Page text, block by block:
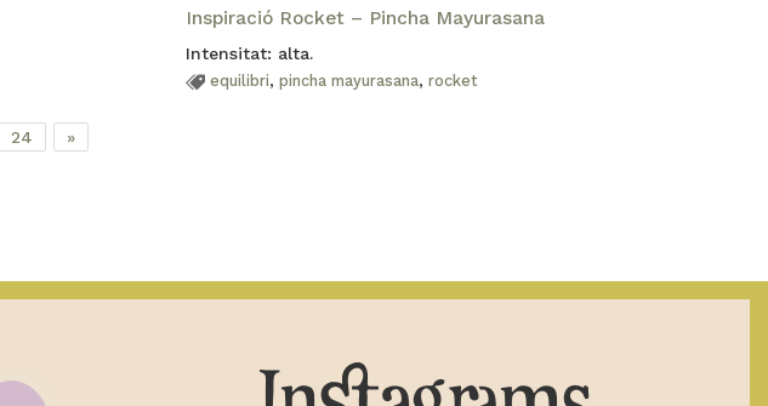
Inspiració Rocket – Pincha Mayurasana
Intensitat: alta.
equilibri,pincha mayurasana,rocket
24 »